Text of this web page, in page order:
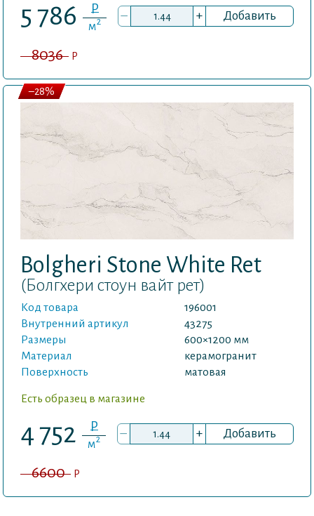
5 786 P
м2 – + Добавить
8036 P
Bolgheri Stone White Ret
(Болгхери стоун вайт рет)
Код товара
196001
Внутренний артикул
43275
Размеры
600×1200 мм
Материал
керамогранит
Поверхность
матовая
Есть образец в магазине
4 752 P
м2 – + Добавить
6600 P
–28%